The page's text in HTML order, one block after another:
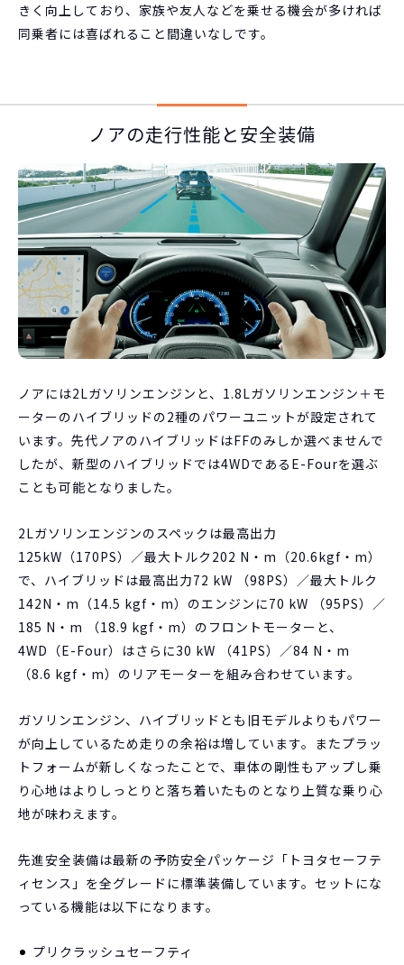
きく向上しており、家族や友人などを乗せる機会が多ければ
同乗者には喜ばれること間違いなしです。
ノアの走行性能と安全装備
ノアには2Lガソリンエンジンと、1.8Lガソリンエンジン＋モ
ーターのハイブリッドの2種のパワーユニットが設定されて
います。先代ノアのハイブリッドはFFのみしか選べませんで
したが、新型のハイブリッドでは4WDであるE-Fourを選ぶ
ことも可能となりました。
2Lガソリンエンジンのスペックは最高出力
125kW（170PS）／最大トルク202 N・m（20.6kgf・m）
で、ハイブリッドは最高出力72 kW （98PS）／最大トルク
142N・m（14.5 kgf・m）のエンジンに70 kW （95PS）／
185 N・m （18.9 kgf・m）のフロントモーターと、
4WD（E-Four）はさらに30 kW （41PS）／84 N・m
（8.6 kgf・m）のリアモーターを組み合わせています。
ガソリンエンジン、ハイブリッドとも旧モデルよりもパワー
が向上しているため走りの余裕は増しています。またプラッ
トフォームが新しくなったことで、車体の剛性もアップし乗
り心地はよりしっとりと落ち着いたものとなり上質な乗り心
地が味わえます。
先進安全装備は最新の予防安全パッケージ「トヨタセーフテ
ィセンス」を全グレードに標準装備しています。セットにな
っている機能は以下になります。
プリクラッシュセーフティ